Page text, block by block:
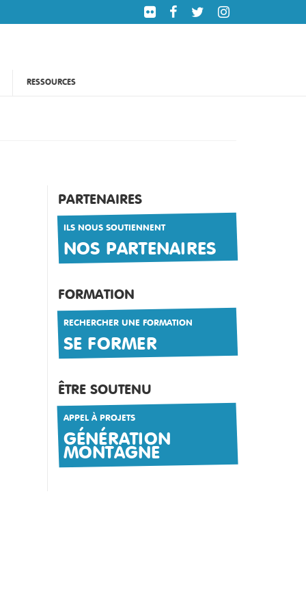
RESSOURCES
PARTENAIRES
ILS NOUS SOUTIENNENT
NOS PARTENAIRES
FORMATION
RECHERCHER UNE FORMATION
SE FORMER
ÊTRE SOUTENU
APPEL À PROJETS
GÉNÉRATION
MONTAGNE